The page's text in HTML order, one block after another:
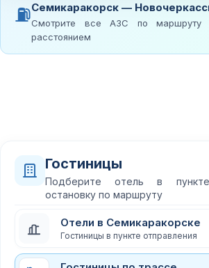
⛽Семикаракорск —
Смотрите все АЗС по маршруту
расстоянием
Гостиницы
Подберите отель в
остановку по маршруту
Отели в Семикаракорске
Гостиницы в пункте отправления